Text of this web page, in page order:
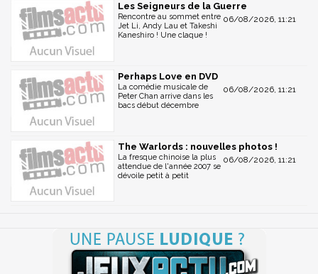
Les Seigneurs de la Guerre
06/08/2026, 11:21
Rencontre au sommet entre
Jet Li, Andy Lau et Takeshi
Kaneshiro ! Une claque !
Perhaps Love en DVD
06/08/2026, 11:21
La comédie musicale de
Peter Chan arrive dans les
bacs début décembre
The Warlords : nouvelles photos !
06/08/2026, 11:21
La fresque chinoise la plus
attendue de l'année 2007 se
dévoile petit à petit